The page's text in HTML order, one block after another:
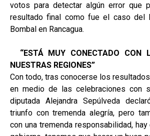
votos para detectar algún error que
resultado final como fue el caso del
Bombal en Rancagua.
“ESTÁ MUY CONECTADO CON
NUESTRAS REGIONES”
Con todo, tras conocerse los
en medio de las celebraciones con
diputada Alejandra Sepúlveda
triunfo con tremenda alegría, pero
con una tremenda responsabilidad, hay